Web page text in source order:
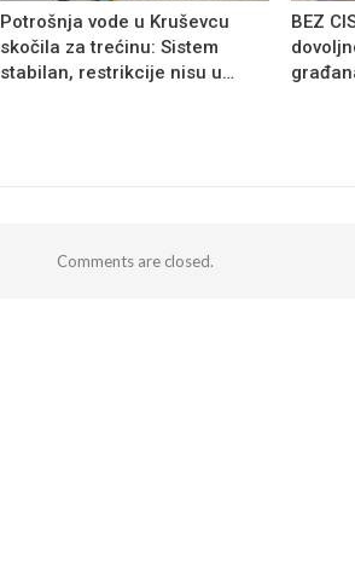
Potrošnja vode u Kruševcu
skočila za trećinu: Sistem
stabilan, restrikcije nisu u…
BEZ
Comments are closed.